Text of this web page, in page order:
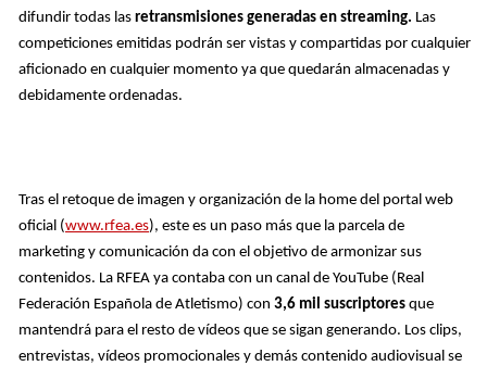
difundir todas las retransmisiones generadas en streaming. Las
competiciones emitidas podrán ser vistas y compartidas por cualquier
aficionado en cualquier momento ya que quedarán almacenadas y
debidamente ordenadas.
Tras el retoque de imagen y organización de la home del portal web
oficial (www.rfea.es), este es un paso más que la parcela de
marketing y comunicación da con el objetivo de armonizar sus
contenidos. La RFEA ya contaba con un canal de YouTube (Real
Federación Española de Atletismo) con 3,6 mil suscriptores que
mantendrá para el resto de vídeos que se sigan generando. Los clips,
entrevistas, vídeos promocionales y demás contenido audiovisual se